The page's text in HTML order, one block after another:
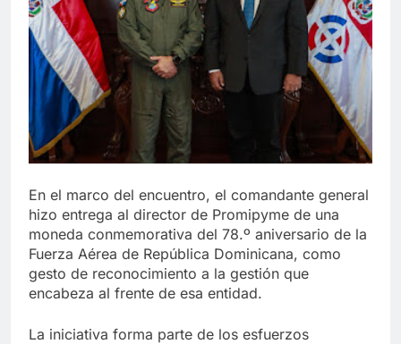
En el marco del encuentro, el comandante general
hizo entrega al director de Promipyme de una
moneda conmemorativa del 78.º aniversario de la
Fuerza Aérea de República Dominicana, como
gesto de reconocimiento a la gestión que
encabeza al frente de esa entidad.
La iniciativa forma parte de los esfuerzos